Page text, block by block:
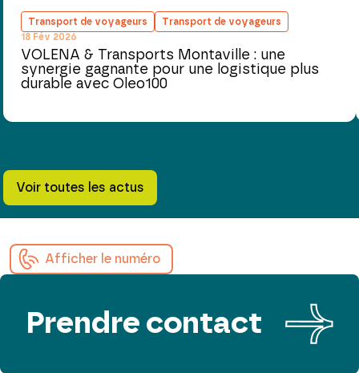
Transport de voyageurs
Transport de voyageurs
18 Fév 2026
VOLENA & Transports Montaville : une
synergie gagnante pour une logistique plus
durable avec Oleo100
Voir toutes les actus
Afficher le numéro
Prendre contact